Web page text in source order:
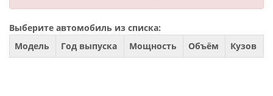
Выберите автомобиль из списка:
Модель
Год выпуска Мощность Объём Кузов